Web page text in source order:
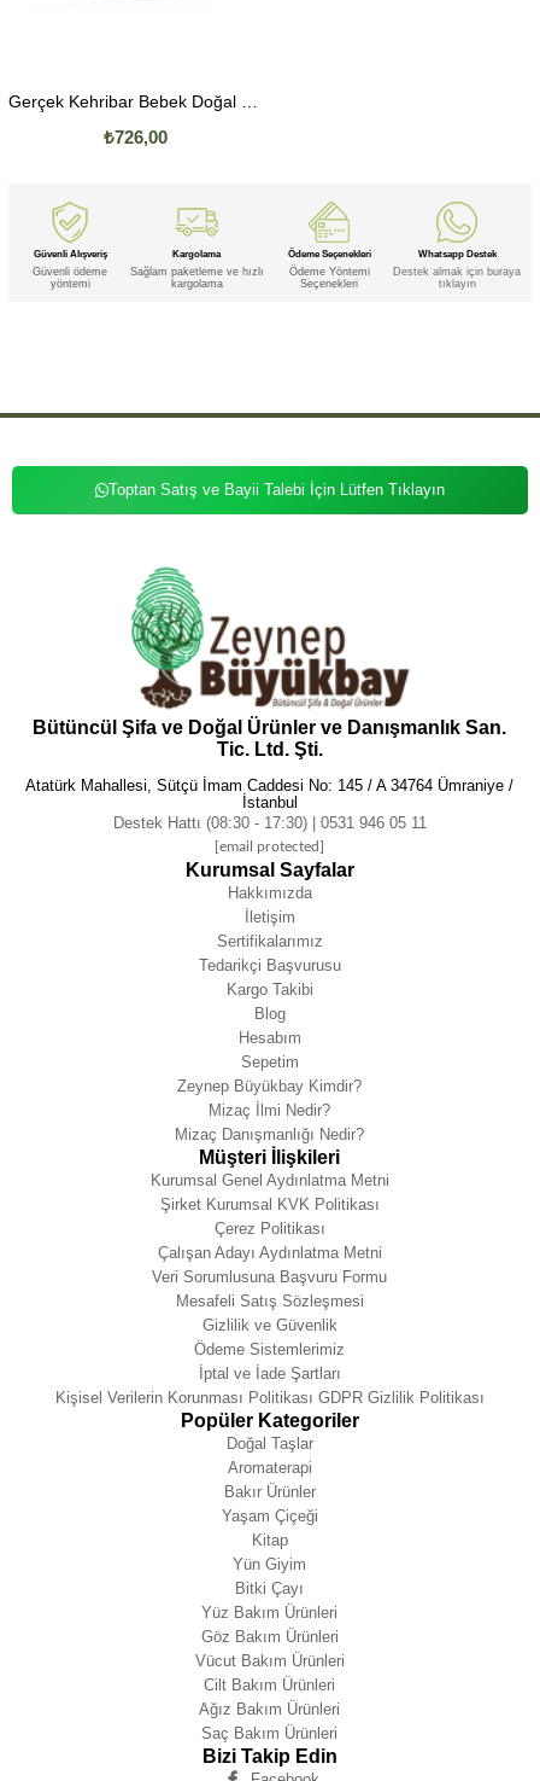
₺726,00
Güvenli Alışveriş
Güvenli ödeme
yöntemi
Kargolama
Sağlam paketleme ve hızlı
kargolama
Ödeme Seçenekleri
Ödeme Yöntemi
Seçenekleri
Whatsapp Destek
Destek almak için buraya
tıklayın
Toptan Satış ve Bayii Talebi İçin Lütfen Tıklayın
Bütüncül Şifa ve Doğal Ürünler ve Danışmanlık San.
Tic. Ltd. Şti.
Atatürk Mahallesi, Sütçü İmam Caddesi No: 145 / A 34764 Ümraniye /
İstanbul
Destek Hattı (08:30 - 17:30) | 0531 946 05 11
[email protected]
Kurumsal Sayfalar
Hakkımızda
İletişim
Sertifikalarımız
Tedarikçi Başvurusu
Kargo Takibi
Blog
Hesabım
Sepetim
Zeynep Büyükbay Kimdir?
Mizaç İlmi Nedir?
Mizaç Danışmanlığı Nedir?
Müşteri İlişkileri
Kurumsal Genel Aydınlatma Metni
Şirket Kurumsal KVK Politikası
Çerez Politikası
Çalışan Adayı Aydınlatma Metni
Veri Sorumlusuna Başvuru Formu
Mesafeli Satış Sözleşmesi
Gizlilik ve Güvenlik
Ödeme Sistemlerimiz
İptal ve İade Şartları
Kişisel Verilerin Korunması Politikası GDPR Gizlilik Politikası
Popüler Kategoriler
Doğal Taşlar
Aromaterapi
Bakır Ürünler
Yaşam Çiçeği
Kitap
Yün Giyim
Bitki Çayı
Yüz Bakım Ürünleri
Göz Bakım Ürünleri
Vücut Bakım Ürünleri
Cilt Bakım Ürünleri
Ağız Bakım Ürünleri
Saç Bakım Ürünleri
Bizi Takip Edin